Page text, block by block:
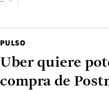
PULSO
Uber quiere
compra de